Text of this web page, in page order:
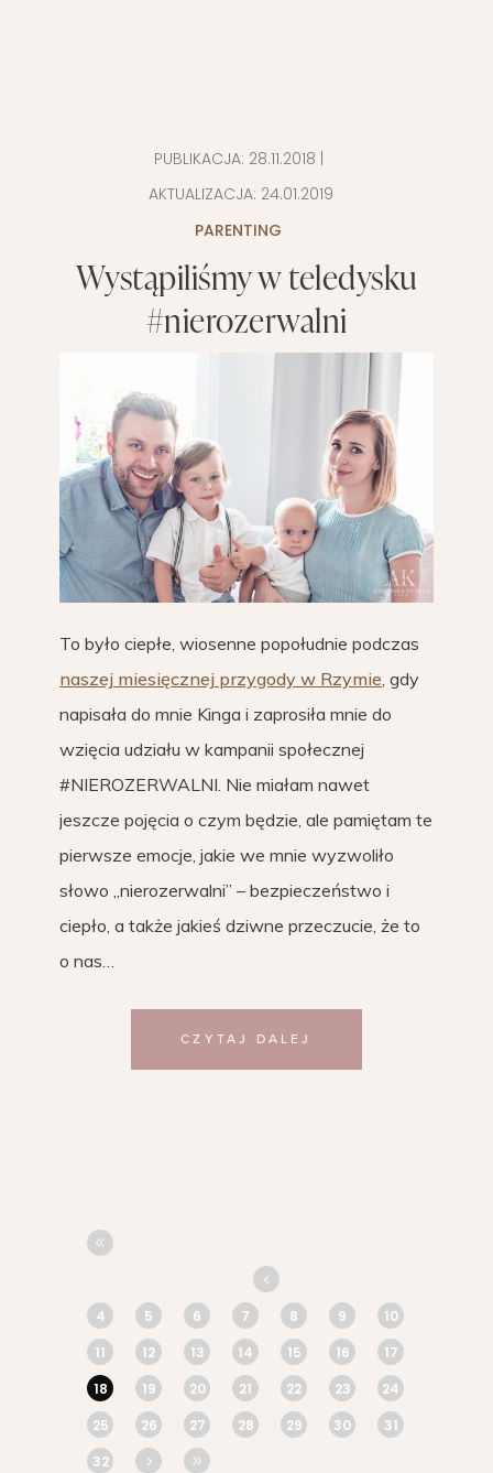
PUBLIKACJA: 28.11.2018 |
AKTUALIZACJA: 24.01.2019
PARENTING
Wystąpiliśmy w teledysku
#nierozerwalni
To było ciepłe, wiosenne popołudnie podczas
naszej miesięcznej przygody w Rzymie , gdy
napisała do mnie Kinga i zaprosiła mnie do
wzięcia udziału w kampanii społecznej
#NIEROZERWALNI. Nie miałam nawet
jeszcze pojęcia o czym będzie, ale pamiętam te
pierwsze emocje, jakie we mnie wyzwoliło
słowo „nierozerwalni” – bezpieczeństwo i
ciepło, a także jakieś dziwne przeczucie, że to
o nas…
CZYTAJ DALEJ
4 5 6 7 8 9
10
11
12 13 14 15 16
17
18
19 20 21 22 23
24
25
26 27 28 29 30
31
32